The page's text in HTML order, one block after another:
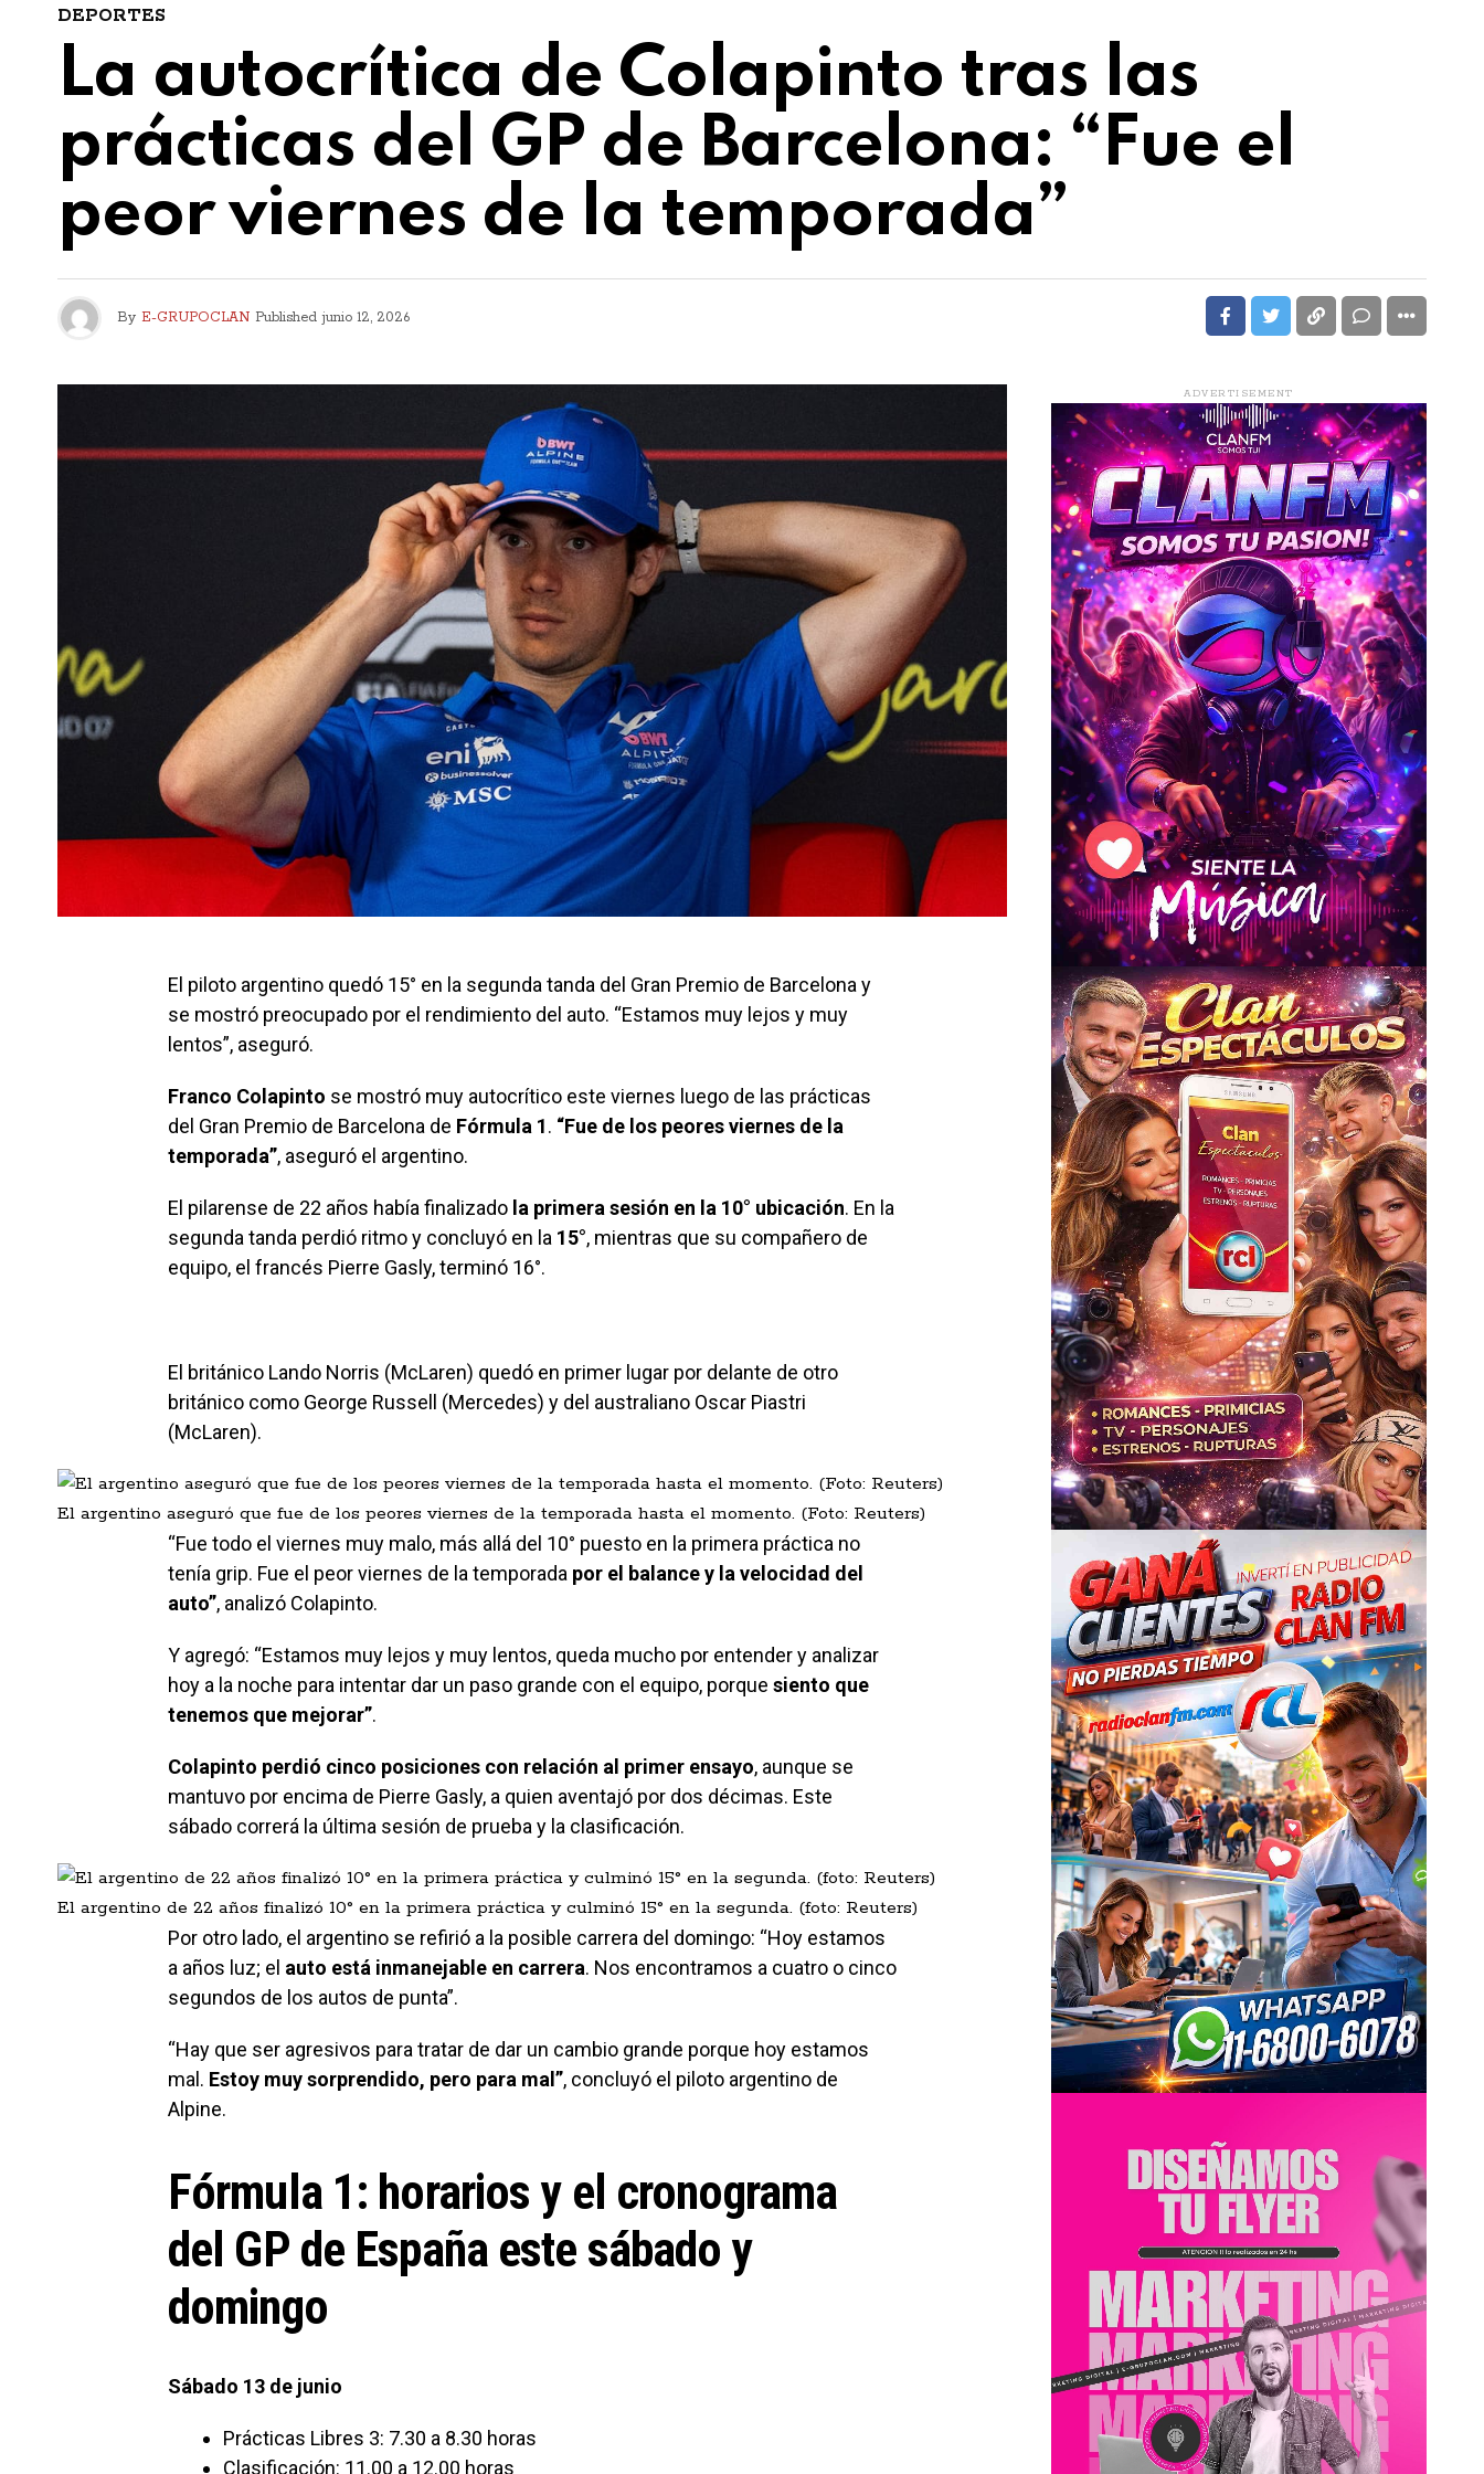
DEPORTES
La autocrítica de Colapinto tras las
prácticas del GP de Barcelona: “Fue el
peor viernes de la temporada”
By E-GRUPOCLAN Published junio 12, 2026
El piloto argentino quedó 15° en la segunda tanda del Gran Premio de Barcelona y
se mostró preocupado por el rendimiento del auto. “Estamos muy lejos y muy
lentos”, aseguró.
Franco Colapinto se mostró muy autocrítico este viernes luego de las prácticas
del Gran Premio de Barcelona de Fórmula 1. “Fue de los peores viernes de la
temporada”, aseguró el argentino.
El pilarense de 22 años había finalizado la primera sesión en la 10° ubicación. En la
segunda tanda perdió ritmo y concluyó en la 15°, mientras que su compañero de
equipo, el francés Pierre Gasly, terminó 16°.
El británico Lando Norris (McLaren) quedó en primer lugar por delante de otro
británico como George Russell (Mercedes) y del australiano Oscar Piastri
(McLaren).
El argentino aseguró que fue de los peores viernes de la temporada hasta el momento. (Foto: Reuters)
“Fue todo el viernes muy malo, más allá del 10° puesto en la primera práctica no
tenía grip. Fue el peor viernes de la temporada por el balance y la velocidad del
auto”, analizó Colapinto.
Y agregó: “Estamos muy lejos y muy lentos, queda mucho por entender y analizar
hoy a la noche para intentar dar un paso grande con el equipo, porque siento que
tenemos que mejorar”.
Colapinto perdió cinco posiciones con relación al primer ensayo, aunque se
mantuvo por encima de Pierre Gasly, a quien aventajó por dos décimas. Este
sábado correrá la última sesión de prueba y la clasificación.
El argentino de 22 años finalizó 10° en la primera práctica y culminó 15° en la segunda. (foto: Reuters)
Por otro lado, el argentino se refirió a la posible carrera del domingo: “Hoy estamos
a años luz; el auto está inmanejable en carrera. Nos encontramos a cuatro o cinco
segundos de los autos de punta”.
“Hay que ser agresivos para tratar de dar un cambio grande porque hoy estamos
mal. Estoy muy sorprendido, pero para mal”, concluyó el piloto argentino de
Alpine.
Fórmula 1: horarios y el cronograma
del GP de España este sábado y
domingo
Sábado 13 de junio
Prácticas Libres 3: 7.30 a 8.30 horas
Clasificación: 11.00 a 12.00 horas
ADVERTISEMENT